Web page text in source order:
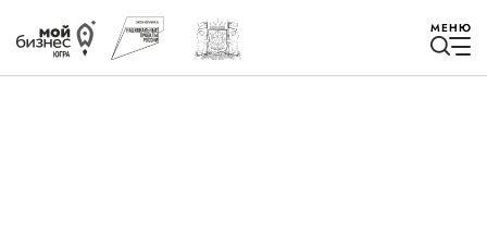
МЕНЮ